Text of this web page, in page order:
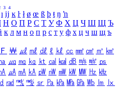
₃ ₄
ı ĳ ĸ ŀ ł ø œ ß þ ŧ ŋ ŉ
Н О П Р С Т У Ф Х Ц Ч Ш Щ Ъ
к л м н о п р с т у ф х ц ч ш щ ъ
Ｆ ￦ ㎕ ㎖ ㎗ ℓ ㎘ ㏄ ㎣ ㎤ ㎥ ㎦
㏊ ㎍ ㎎ ㎏ ㏏ ㎈ ㎉ ㏈ ㎧ ㎨ ㎰
㎂ ㎃ ㎄ ㎺ ㎻ ㎽ ㎾ ㎿ ㎐ ㎑
㎭ ㎮ ㎯ ㏛ ㎩ ㎪ ㎫ ㎬ ㏝ ㏐
㏓